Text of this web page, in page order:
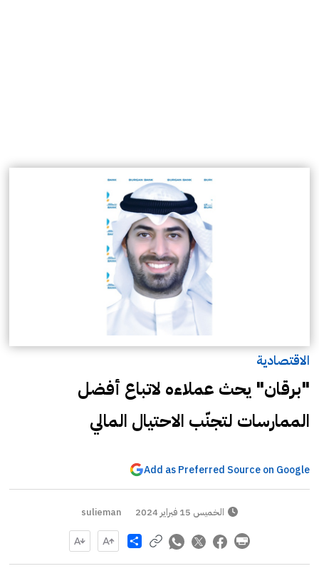
الاقتصادية
"برقان" يحث عملاءه لاتباع أفضل
الممارسات لتجنّب الاحتيال المالي
Add as Preferred Source on Google
الخميس 15 فبراير 2024 sulieman
Share